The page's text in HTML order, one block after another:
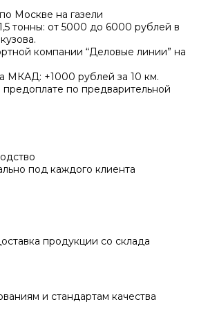
Москве на газели
тонны: от 5000 до 6000 рублей в
компании “Деловые линии” на
МКАД: +1000 рублей за 10 км.
по предварительной
под каждого клиента
продукции со склада
и стандартам качества